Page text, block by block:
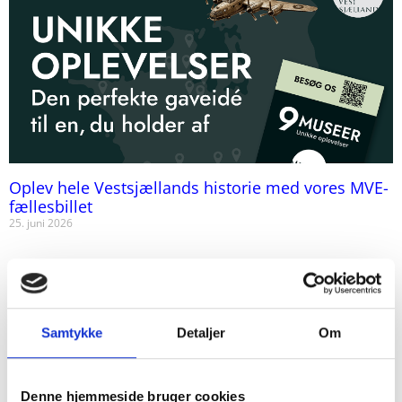
Samtykke Detaljer Om
Denne hjemmeside bruger cookies
Oplev hele Vestsjællands historie med vores MVE-
fællesbillet
25. juni 2026